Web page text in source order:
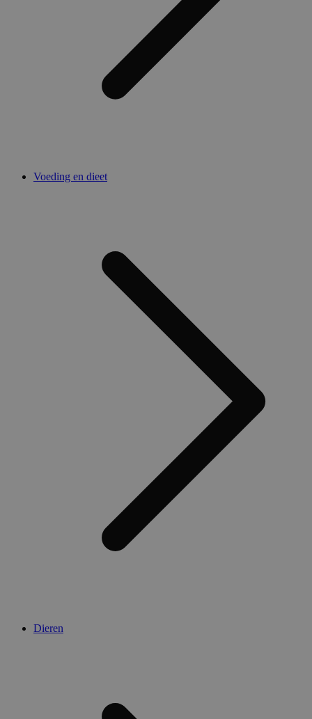
Voeding en dieet
Dieren